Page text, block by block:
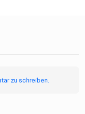
zu schreiben.